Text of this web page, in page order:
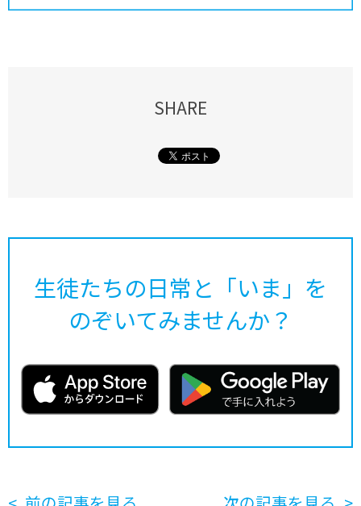
SHARE
生徒たちの日常と「いま」を
のぞいてみませんか？